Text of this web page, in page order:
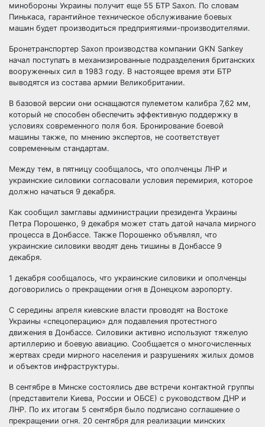
минобороны Украины получит еще 55 БТР Saxon. По словам
Пинькаса, гарантийное техническое обслуживание боевых
машин будет производиться предприятиями-производителями.
Бронетранспортер Saxon производства компании GKN Sankey
начал поступать в механизированные подразделения британских
вооруженных сил в 1983 году. В настоящее время эти БТР
выводятся из состава армии Великобритании.
В базовой версии они оснащаются пулеметом калибра 7,62 мм,
который не способен обеспечить эффективную поддержку в
условиях современного поля боя. Бронирование боевой
машины также, по мнению экспертов, не соответствует
современным стандартам.
Между тем, в пятницу сообщалось, что ополченцы ЛНР и
украинские силовики согласовали условия перемирия, которое
должно начаться 9 декабря.
Как сообщил замглавы администрации президента Украины
Петра Порошенко, 9 декабря может стать датой начала мирного
процесса в Донбассе. Также Порошенко объявлял, что
украинские силовики вводят день тишины в Донбассе 9
декабря.
1 декабря сообщалось, что украинские силовики и ополченцы
договорились о прекращении огня в Донецком аэропорту.
С середины апреля киевские власти проводят на Востоке
Украины «спецоперацию» для подавления протестного
движения в Донбассе. Силовики активно используют тяжелую
артиллерию и боевую авиацию. Сообщается о многочисленных
жертвах среди мирного населения и разрушениях жилых домов
и объектов инфраструктуры.
В сентябре в Минске состоялись две встречи контактной группы
(представители Киева, России и ОБСЕ) с руководством ДНР и
ЛНР. По их итогам 5 сентября было подписано соглашение о
прекращении огня. 20 сентября для реализации минских